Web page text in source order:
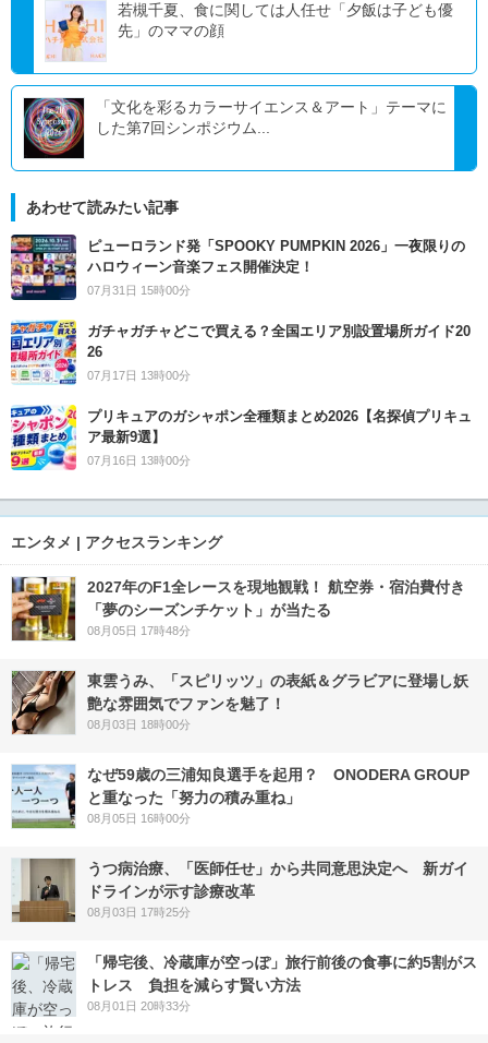
若槻千夏、食に関しては人任せ「夕飯は子ども優
先」のママの顔
「文化を彩るカラーサイエンス＆アート」テーマに
した第7回シンポジウム...
あわせて読みたい記事
ピューロランド発「SPOOKY PUMPKIN 2026」一夜限りの
ハロウィーン音楽フェス開催決定！
07月31日 15時00分
ガチャガチャどこで買える？全国エリア別設置場所ガイド20
26
07月17日 13時00分
プリキュアのガシャポン全種類まとめ2026【名探偵プリキュ
ア最新9選】
07月16日 13時00分
エンタメ | アクセスランキング
2027年のF1全レースを現地観戦！ 航空券・宿泊費付き
「夢のシーズンチケット」が当たる
08月05日 17時48分
東雲うみ、「スピリッツ」の表紙＆グラビアに登場し妖
艶な雰囲気でファンを魅了！
08月03日 18時00分
なぜ59歳の三浦知良選手を起用？ ONODERA GROUP
と重なった「努力の積み重ね」
08月05日 16時00分
うつ病治療、「医師任せ」から共同意思決定へ 新ガイ
ドラインが示す診療改革
08月03日 17時25分
「帰宅後、冷蔵庫が空っぽ」旅行前後の食事に約5割がス
トレス 負担を減らす賢い方法
08月01日 20時33分